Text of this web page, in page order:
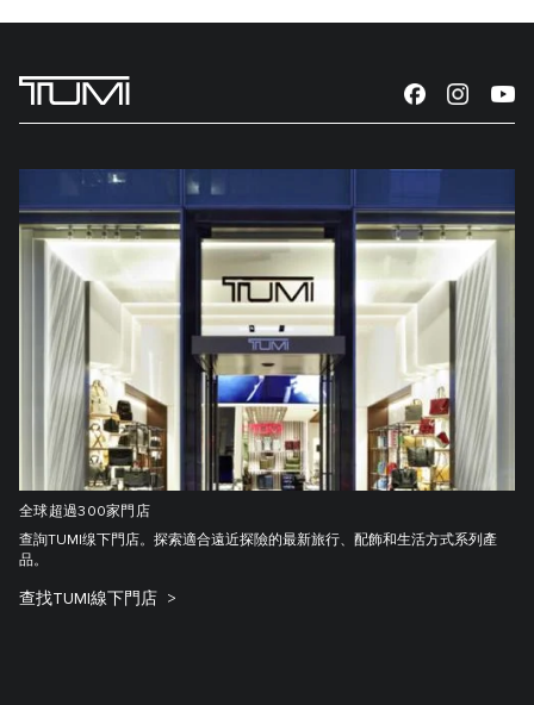
全球超過300家門店
查詢TUMI缐下門店。探索適合遠近探險的最新旅行、配飾和生活方式系列產
品。
查找TUMI線下門店